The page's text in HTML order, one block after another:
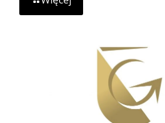
Wyniki
przygotowania
dostawy
obiadów